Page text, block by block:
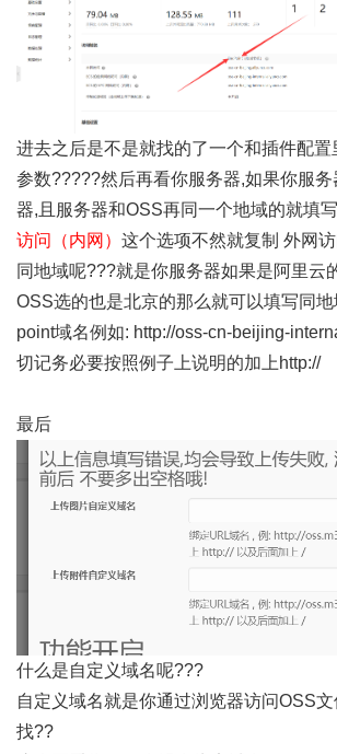
进去之后是不是就找的了一个和插件配置
参数?????然后再看你服务器,如果你服
器,且服务器和OSS再同一个地域的就填写
访问（内网） 这个选项不然就复制 外网
同地域呢???就是你服务器如果是阿里云
OSS选的也是北京的那么就可以填写同
point域名例如: http://oss-cn-beijing-
切记务必要按照例子上说明的加上http://
最后
什么是自定义域名呢???
自定义域名就是你通过浏览器访问OSS
找??